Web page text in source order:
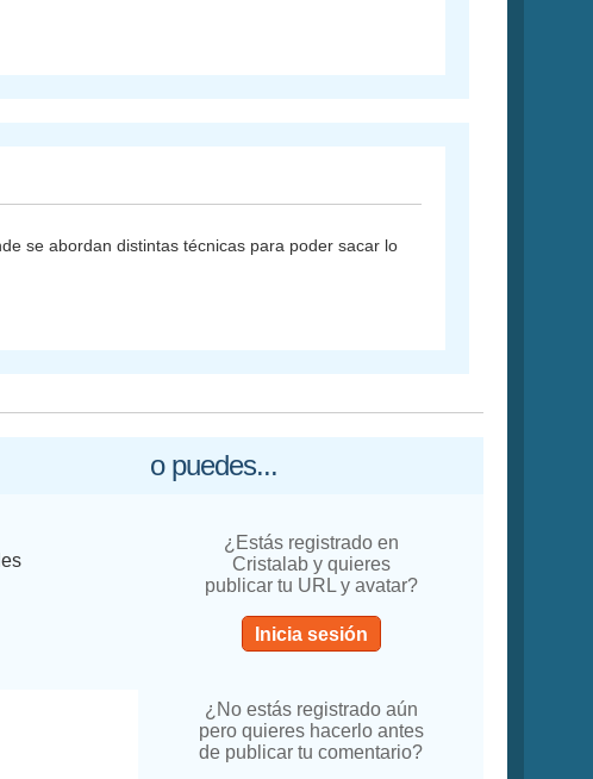
se abordan distintas técnicas para poder sacar lo
o puedes...
¿Estás registrado en
Cristalab y quieres
publicar tu URL y avatar?
Inicia sesión
¿No estás registrado aún
pero quieres hacerlo antes
de publicar tu comentario?